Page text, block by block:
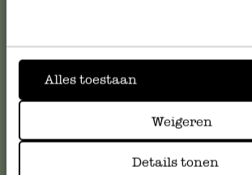
Alles toestaan
Weigeren
Details tonen
kundenservice@dille-kamille.at